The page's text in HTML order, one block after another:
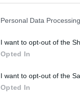
Personal Data
I want to opt-out of the
Opted In
I want to opt-out of the
Opted In